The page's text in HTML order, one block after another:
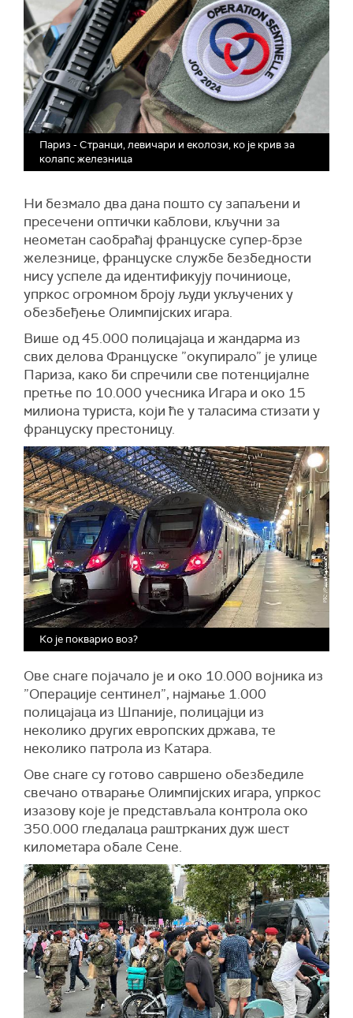
Париз - Странци, левичари и еколози, ко је крив за
колапс железница
Ни безмало два дана пошто су запаљени и
пресечени оптички каблови, кључни за
неометан саобраћај француске супер-брзе
железнице, француске службе безбедности
нису успеле да идентификују починиоце,
упркос огромном броју људи укључених у
обезбеђење Олимпијских игара.
Више од 45.000 полицајаца и жандарма из
свих делова Француске ”окупирало” је улице
Париза, како би спречили све потенцијалне
претње по 10.000 учесника Игара и око 15
милиона туриста, који ће у таласима стизати у
француску престоницу.
Ко је покварио воз?
Ове снаге појачало је и око 10.000 војника из
”Операције сентинел”, најмање 1.000
полицајаца из Шпаније, полицајци из
неколико других европских држава, те
неколико патрола из Катара.
Ове снаге су готово савршено обезбедиле
свечано отварање Олимпијских игара, упркос
изазову које је представљала контрола око
350.000 гледалаца раштрканих дуж шест
километара обале Сене.